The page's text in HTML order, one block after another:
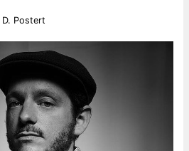
D. Postert